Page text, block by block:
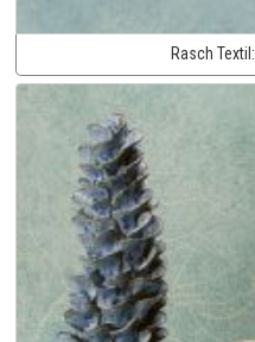
Rasch Textil: